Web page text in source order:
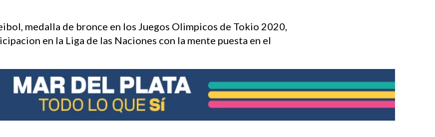
medalla de bronce en los Juegos Olimpicos de Tokio 2020,
en la Liga de las Naciones con la mente puesta en el